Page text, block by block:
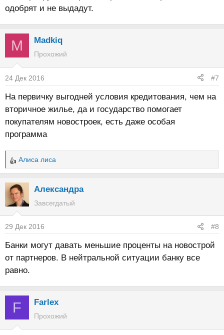
одобрят и не выдадут.
M Madkiq
Прохожий
24 Дек 2016 #7
На первичку выгодней условия кредитования, чем на
вторичное жилье, да и государство помогает
покупателям новостроек, есть даже особая
программа
Р
е
а
к
ц
и
:
Алиса лиса
Александра
Завсегдатый
29 Дек 2016 #8
Банки могут давать меньшие проценты на новострой
от партнеров. В нейтральной ситуации банку все
равно.
F Farlex
Прохожий